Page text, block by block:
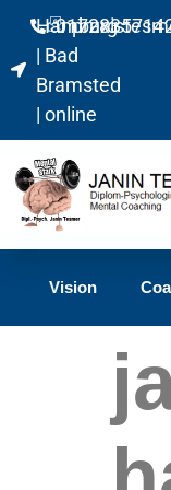
Hamburg
| Bad
Bramsted
| online
Vision